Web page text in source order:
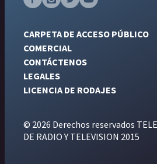
CARPETA DE ACCESO PÚBLICO
COMERCIAL
CONTÁCTENOS
LEGALES
LICENCIA DE RODAJES
© 2026 Derechos reservados
DE RADIO Y TELEVISION 2015